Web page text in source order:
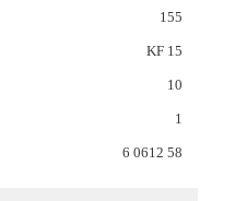
155
KF 15
10
1
6 0612 58